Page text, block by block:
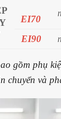
EI70
EI90
gồm phụ
chuyển và